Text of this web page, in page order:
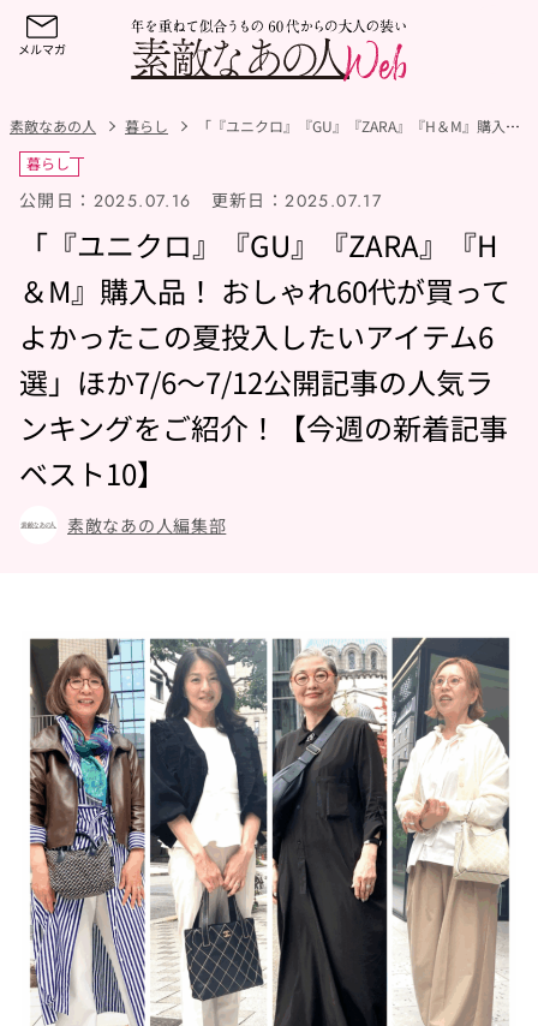
素敵なあの人 暮らし
「『ユニクロ』『GU』『ZARA』『H＆M』購入品！おしゃれ60代が買ってよかったこの夏投入したいアイテム6選」ほか7/6～7/12公開記事の人気ランキングをご紹介！【今週の新着記事ベスト10】
暮らし
公開日： 2025.07.16 更新日： 2025.07.17
「『ユニクロ』『GU』『ZARA』『H
＆M』購入品！ おしゃれ60代が買って
よかったこの夏投入したいアイテム6
選」ほか7/6～7/12公開記事の人気ラ
ンキングをご紹介！【今週の新着記事
ベスト10】
素敵なあの人編集部